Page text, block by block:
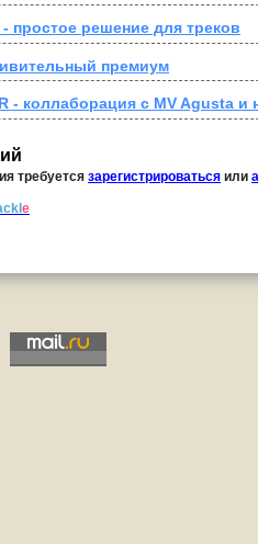
простое решение для треков
премиум
- коллаборация с MV Agusta и
требуется зарегистрироваться или
e